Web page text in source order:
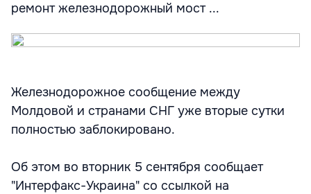
ремонт железнодорожный мост ...
Железнодорожное сообщение между
Молдовой и странами СНГ уже вторые сутки
полностью заблокировано.
Об этом во вторник 5 сентября сообщает
"Интерфакс-Украина" со ссылкой на